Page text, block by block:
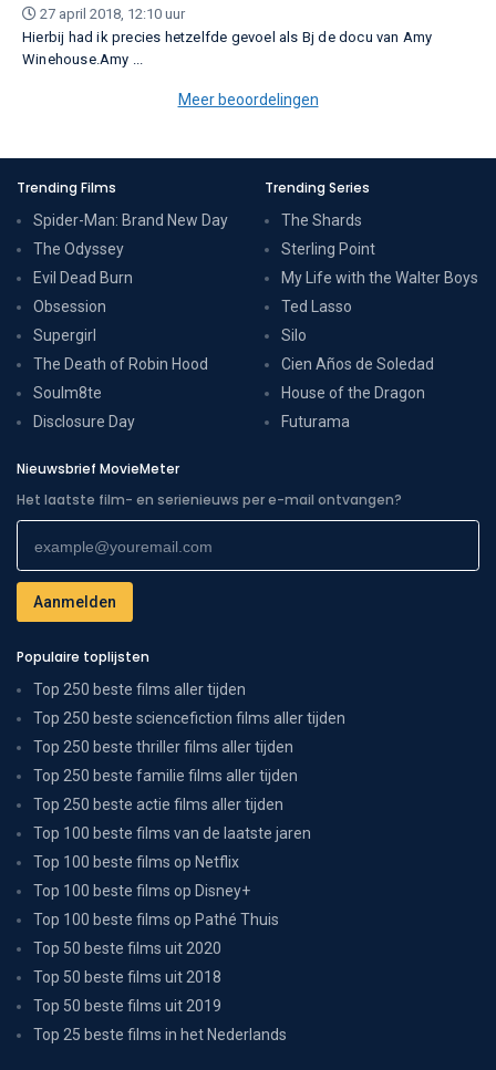
27 april 2018, 12:10 uur
Hierbij had ik precies hetzelfde gevoel als Bj de docu van Amy
Winehouse.Amy ...
Meer beoordelingen
Trending Films
Spider-Man: Brand New Day
The Odyssey
Evil Dead Burn
Obsession
Supergirl
The Death of Robin Hood
Soulm8te
Disclosure Day
Trending Series
The Shards
Sterling Point
My Life with the Walter Boys
Ted Lasso
Silo
Cien Años de Soledad
House of the Dragon
Futurama
Nieuwsbrief MovieMeter
Het laatste film- en serienieuws per e-mail ontvangen?
Populaire toplijsten
Top 250 beste films aller tijden
Top 250 beste sciencefiction films aller tijden
Top 250 beste thriller films aller tijden
Top 250 beste familie films aller tijden
Top 250 beste actie films aller tijden
Top 100 beste films van de laatste jaren
Top 100 beste films op Netflix
Top 100 beste films op Disney+
Top 100 beste films op Pathé Thuis
Top 50 beste films uit 2020
Top 50 beste films uit 2018
Top 50 beste films uit 2019
Top 25 beste films in het Nederlands